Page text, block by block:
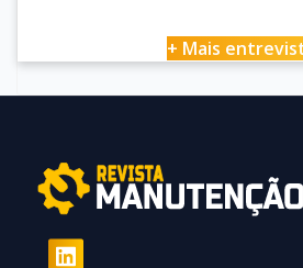
+ Mais